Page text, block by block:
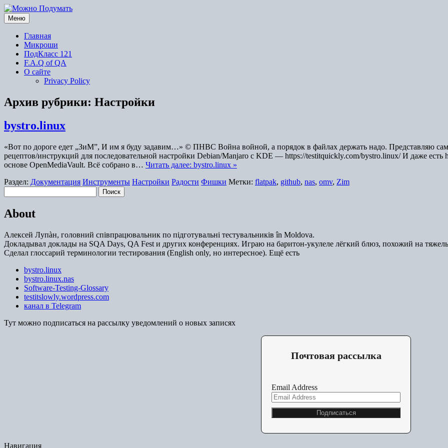
Перейти
к
содержимому
Меню
Главная
Микроши
ПодКласс 121
F.A.Q of QA
О сайте
Privacy Policy
Архив рубрики: Настройки
bystro.linux
«Вот по дороге едет „ЗиМ”, И им я буду задавим…» © ПНВС Война войной, а порядок в файлах держать надо. Представляю
рецептов/инструкций для последовательной настройки Debian/Manjaro c KDE — https://testitquickly.com/bystro.linux/ И даже
основе OpenMediaVault. Всё собрано в… Читать далее: bystro.linux »
Раздел: Документация Инструменты Настройки Радости Фишки Метки: flatpak, github, nas, omv, Zim
About
Алексей Лупàн, головний спiвпрацювальник по підготувальні тестувальників în Moldova.
Докладывал доклады на SQA Days, QA Fest и других конференциях. Играю на баритон-укулеле лёгкий блюз, похожий на
Сделал глоссарий терминологии тестирования (English only, но интересное). Ещё есть
bystro.linux
bystro.linux.nas
Software-Testing-Glossary
testitslowly.wordpress.com
канал в Telegram
Тут можно подписаться на рассылку уведомлений о новых записях
Почтовая рассылка
Email Address
Навигация